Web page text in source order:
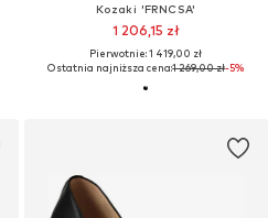
Kozaki 'FRNCSA'
1 206,15 zł
Pierwotnie: 1 419,00 zł
Ostatnia najniższa cena:1 269,00 zł-5%